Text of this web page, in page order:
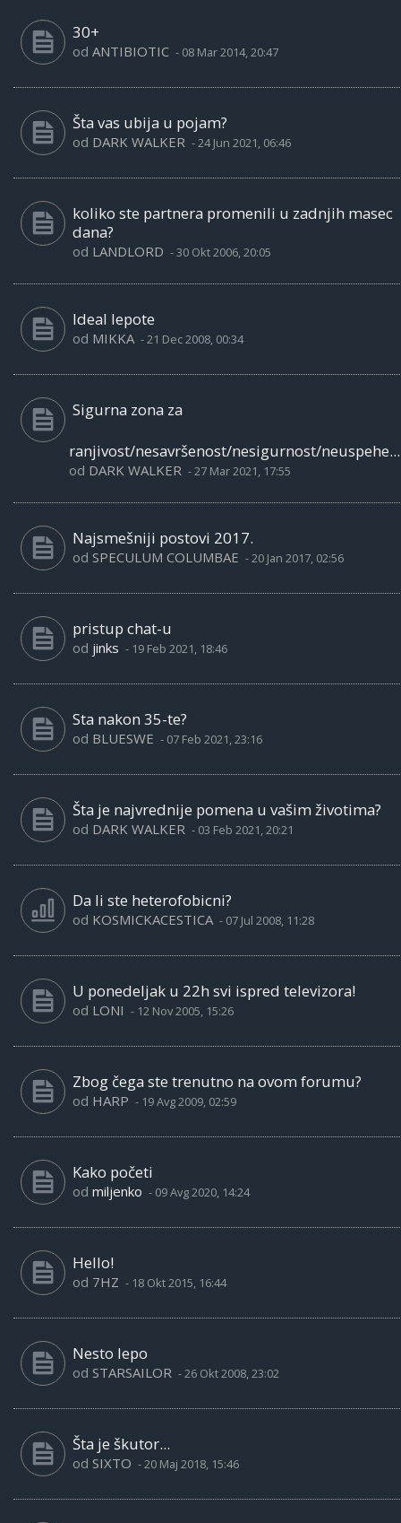
30+
od ANTIBIOTIC - 08 Mar 2014, 20:47
Šta vas ubija u pojam?
od DARK WALKER -24 Jun 2021, 06:46
koliko ste partnera promenili u zadnjih masec
dana?
od LANDLORD -30 Okt 2006, 20:05
Ideal lepote
od MIKKA -21 Dec 2008, 00:34
Sigurna zona za
ranjivost/nesavršenost/nesigurnost/neuspehe...
od DARK WALKER -27 Mar 2021, 17:55
Najsmešniji postovi 2017.
od SPECULUM COLUMBAE -20 Jan 2017, 02:56
pristup chat-u
od jinks - 19 Feb 2021, 18:46
Sta nakon 35-te?
od BLUESWE - 07 Feb 2021, 23:16
Šta je najvrednije pomena u vašim životima?
od DARK WALKER - 03 Feb 2021, 20:21
Da li ste heterofobicni?
od KOSMICKACESTICA - 07 Jul 2008, 11:28
U ponedeljak u 22h svi ispred televizora!
od LONI - 12 Nov 2005, 15:26
Zbog čega ste trenutno na ovom forumu?
od HARP - 19 Avg 2009, 02:59
Kako početi
od miljenko - 09 Avg 2020, 14:24
Hello!
od 7HZ - 18 Okt 2015, 16:44
Nesto lepo
od STARSAILOR -26 Okt 2008, 23:02
Šta je škutor...
od SIXTO -20 Maj 2018, 15:46